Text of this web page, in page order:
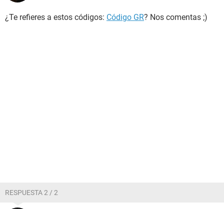
¿Te refieres a estos códigos: Código GR? Nos comentas ;)
RESPUESTA 2 / 2